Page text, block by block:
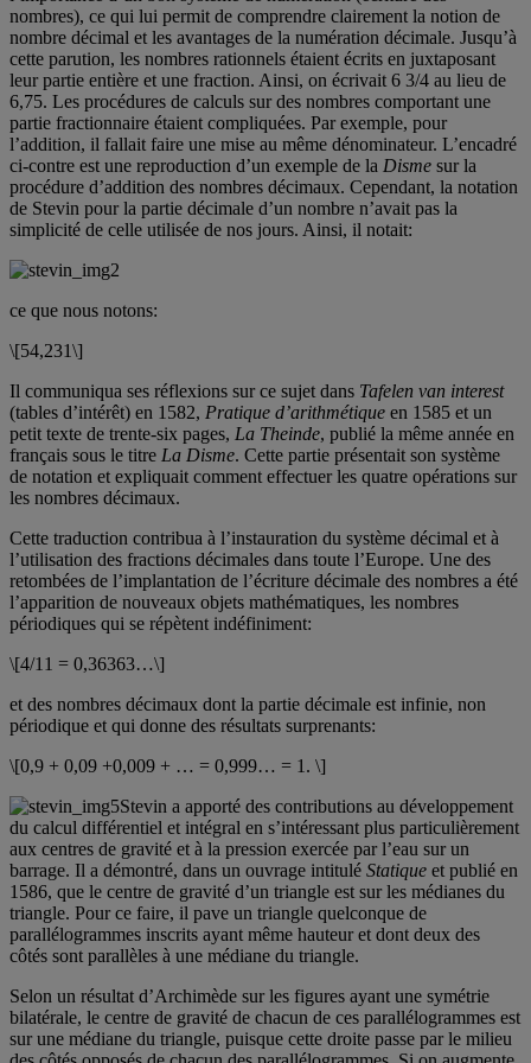
nombres), ce qui lui permit de comprendre clairement la notion de
nombre décimal et les avantages de la numération décimale. Jusqu’à
cette parution, les nombres rationnels étaient écrits en juxtaposant
leur partie entière et une fraction. Ainsi, on écrivait 6 3/4 au lieu de
6,75. Les procédures de calculs sur des nombres comportant une
partie fractionnaire étaient compliquées. Par exemple, pour
l’addition, il fallait faire une mise au même dénominateur. L’encadré
ci-contre est une reproduction d’un exemple de la Disme sur la
procédure d’addition des nombres décimaux. Cependant, la notation
de Stevin pour la partie décimale d’un nombre n’avait pas la
simplicité de celle utilisée de nos jours. Ainsi, il notait:
ce que nous notons:
\[54,231\]
Il communiqua ses réflexions sur ce sujet dans Tafelen van interest
(tables d’intérêt) en 1582, Pratique d’arithmétique en 1585 et un
petit texte de trente-six pages, La Theinde, publié la même année en
français sous le titre La Disme. Cette partie présentait son système
de notation et expliquait comment effectuer les quatre opérations sur
les nombres décimaux.
Cette traduction contribua à l’instauration du système décimal et à
l’utilisation des fractions décimales dans toute l’Europe. Une des
retombées de l’implantation de l’écriture décimale des nombres a été
l’apparition de nouveaux objets mathématiques, les nombres
périodiques qui se répètent indéfiniment:
\[4/11 = 0,36363…\]
et des nombres décimaux dont la partie décimale est infinie, non
périodique et qui donne des résultats surprenants:
\[0,9 + 0,09 +0,009 + … = 0,999… = 1. \]
Stevin a apporté des contributions au développement
du calcul différentiel et intégral en s’intéressant plus particulièrement
aux centres de gravité et à la pression exercée par l’eau sur un
barrage. Il a démontré, dans un ouvrage intitulé Statique et publié en
1586, que le centre de gravité d’un triangle est sur les médianes du
triangle. Pour ce faire, il pave un triangle quelconque de
parallélogrammes inscrits ayant même hauteur et dont deux des
côtés sont parallèles à une médiane du triangle.
Selon un résultat d’Archimède sur les figures ayant une symétrie
bilatérale, le centre de gravité de chacun de ces parallélogrammes est
sur une médiane du triangle, puisque cette droite passe par le milieu